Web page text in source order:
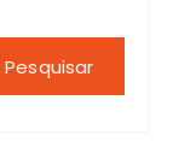
Pesquisar